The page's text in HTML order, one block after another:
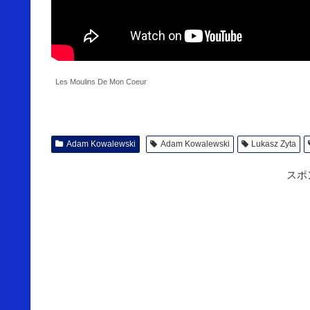
Les Moulins De Mon Coeur
Adam Kowalewski Adam Kowalewski Lukasz Zyta
ス